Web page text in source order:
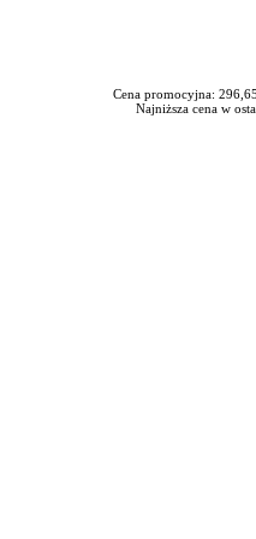
Cena promocyjna:
Najniższa cena w